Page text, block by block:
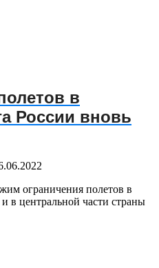
в
России вновь
ограничения полетов в
в центральной части страны